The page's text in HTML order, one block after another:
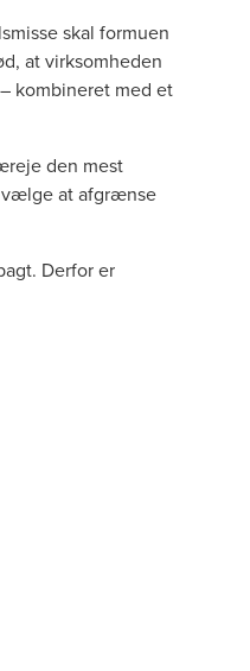
skal formuen
at virksomheden
kombineret med et
den mest
at afgrænse
Derfor er